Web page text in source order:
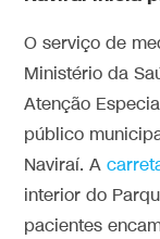
O serviço de
Ministério da
Atenção
público
Naviraí. A
interior do
pacientes